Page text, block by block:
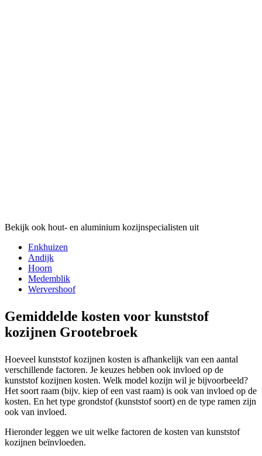
Bekijk ook hout- en aluminium kozijnspecialisten uit
Enkhuizen
Andijk
Hoorn
Medemblik
Wervershoof
Gemiddelde kosten voor kunststof
kozijnen Grootebroek
Hoeveel kunststof kozijnen kosten is afhankelijk van een aantal
verschillende factoren. Je keuzes hebben ook invloed op de
kunststof kozijnen kosten. Welk model kozijn wil je bijvoorbeeld?
Het soort raam (bijv. kiep of een vast raam) is ook van invloed op de
kosten. En het type grondstof (kunststof soort) en de type ramen zijn
ook van invloed.
Hieronder leggen we uit welke factoren de kosten van kunststof
kozijnen beïnvloeden.